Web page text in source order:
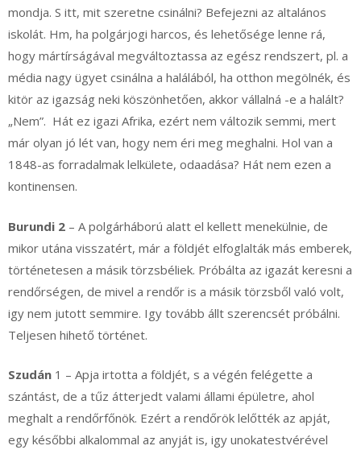
mondja. S itt, mit szeretne csinálni? Befejezni az altalános
iskolát. Hm, ha polgárjogi harcos, és lehetősége lenne rá,
hogy mártírságával megváltoztassa az egész rendszert, pl. a
média nagy ügyet csinálna a halálából, ha otthon megölnék, és
kitör az igazság neki köszönhetően, akkor vállalná -e a halált?
„Nem”. Hát ez igazi Afrika, ezért nem változik semmi, mert
már olyan jó lét van, hogy nem éri meg meghalni. Hol van a
1848-as forradalmak lelkülete, odaadása? Hát nem ezen a
kontinensen.
Burundi 2 – A polgárháború alatt el kellett menekülnie, de
mikor utána visszatért, már a földjét elfoglalták más emberek,
történetesen a másik törzsbéliek. Próbálta az igazát keresni a
rendőrségen, de mivel a rendőr is a másik törzsből való volt,
igy nem jutott semmire. Igy tovább állt szerencsét próbálni.
Teljesen hihető történet.
Szudán 1 – Apja irtotta a földjét, s a végén felégette a
szántást, de a tűz átterjedt valami állami épületre, ahol
meghalt a rendőrfőnök. Ezért a rendőrök lelőtték az apját,
egy későbbi alkalommal az anyját is, igy unokatestvérével